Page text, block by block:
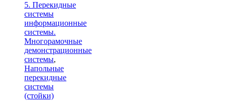
5. Перекидные
системы
информационные
системы.
Многорамочные
демонстрационные
системы,
Напольные
перекидные
системы
(стойки)